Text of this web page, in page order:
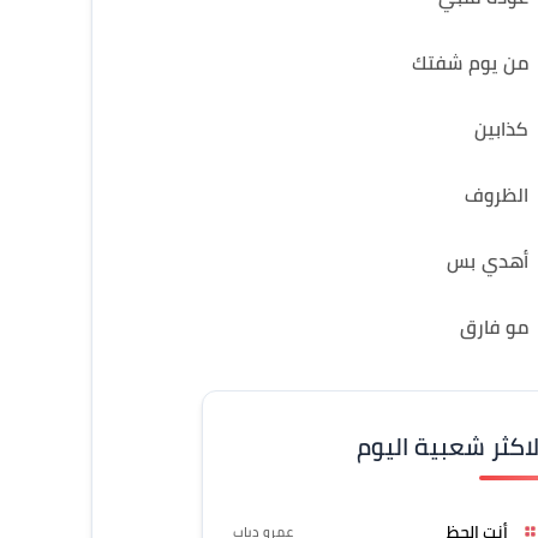
من يوم شفتك
كذابين
الظروف
أهدي بس
مو فارق
شعبية اليوم
أنت الحظ عمرو دياب